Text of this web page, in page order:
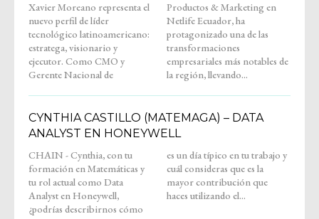
Xavier Moreano representa el
nuevo perfil de líder
tecnológico latinoamericano:
estratega, visionario y
ejecutor. Como CMO y
Gerente Nacional de
Productos & Marketing en
Netlife Ecuador, ha
protagonizado una de las
transformaciones
empresariales más notables de
la región, llevando...
CYNTHIA CASTILLO (MATEMAGA) – DATA
ANALYST EN HONEYWELL
CHAIN - Cynthia, con tu
formación en Matemáticas y
tu rol actual como Data
Analyst en Honeywell,
¿podrías describirnos cómo
es un día típico en tu trabajo y
cuál consideras que es la
mayor contribución que
haces utilizando el...